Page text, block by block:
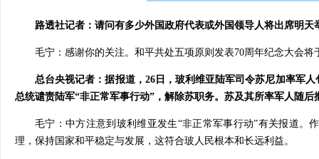
路透社记者：请问有多少外国政府代表或外国领导人将出席明
毛宁：感谢你的关注。和平共处五项原则发表70周年纪念大会
总台央视记者：据报道，26日，玻利维亚陆军司令苏尼加率军
总统谴责陆军“非正常军事行动”，解除苏职务。苏及其所率军人随
毛宁：中方注意到玻利维亚发生“非正常军事行动”有关报道。
理，保持国家和平稳定与发展，这符合玻人民根本和长远利益。